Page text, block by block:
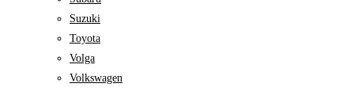
Suzuki
Toyota
Volga
Volkswagen